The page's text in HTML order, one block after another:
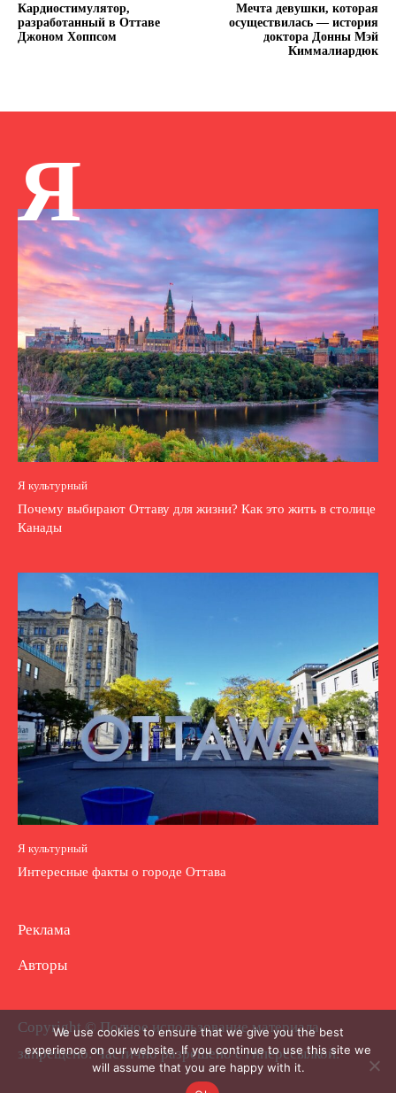
Кардиостимулятор,
разработанный в Оттаве
Джоном Хоппсом
Мечта девушки, которая
осуществилась — история
доктора Донны Мэй
Киммалиардюк
Я
Я культурный
Почему выбирают Оттаву для жизни? Как это жить в столице
Канады
Я культурный
Интересные факты о городе Оттава
Реклама
Авторы
Copyright © Полное использование материала
запрещено. Частично разрешено с гиперссылкой.
We use cookies to ensure that we give you the best
experience on our website. If you continue to use this site we
will assume that you are happy with it.